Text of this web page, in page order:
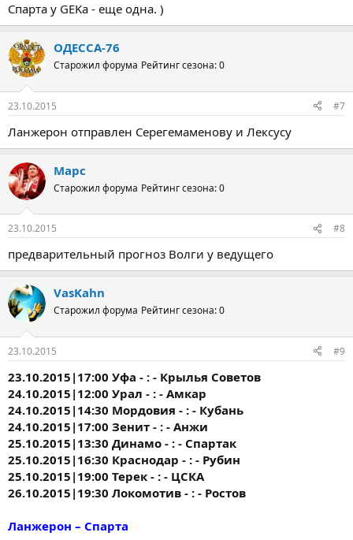
Спарта у GEKа - еще одна. )
ОДЕССА-76
Старожил форума Рейтинг сезона: 0
23.10.2015 #7
Ланжерон отправлен Серегемаменову и Лексусу
Марс
Старожил форума Рейтинг сезона: 0
23.10.2015 #8
предварительный прогноз Волги у ведущего
VasKahn
Старожил форума Рейтинг сезона: 0
23.10.2015 #9
23.10.2015|17:00 Уфа - : - Крылья Советов
24.10.2015|12:00 Урал - : - Амкар
24.10.2015|14:30 Мордовия - : - Кубань
24.10.2015|17:00 Зенит - : - Анжи
25.10.2015|13:30 Динамо - : - Спартак
25.10.2015|16:30 Краснодар - : - Рубин
25.10.2015|19:00 Терек - : - ЦСКА
26.10.2015|19:30 Локомотив - : - Ростов
Ланжерон – Спарта